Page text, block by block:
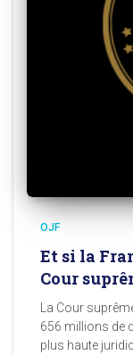
OJF
Et si la
Cour
La Cour
656 millions de
plus haute